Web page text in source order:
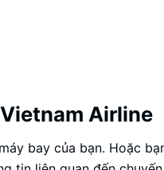
Airline
bay của bạn. Hoặc